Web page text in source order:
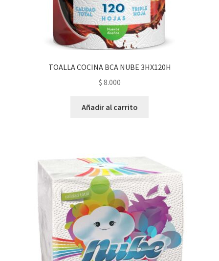
TOALLA COCINA BCA NUBE 3HX120H
$ 8.000
Añadir al carrito